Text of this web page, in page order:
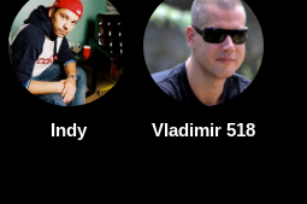
Indy Vladimir 518